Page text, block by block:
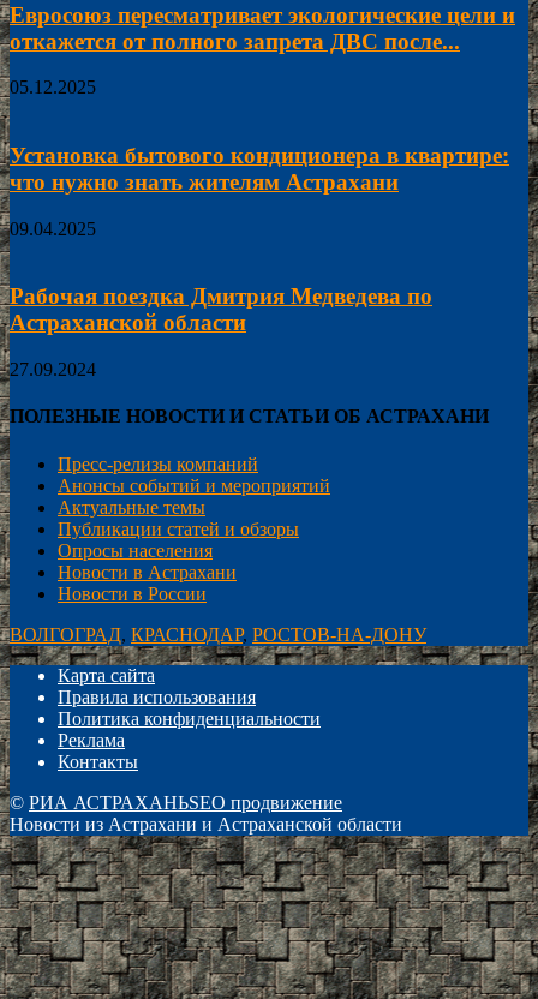
Евросоюз пересматривает экологические цели и
откажется от полного запрета ДВС после...
05.12.2025
Установка бытового кондиционера в квартире:
что нужно знать жителям Астрахани
09.04.2025
Рабочая поездка Дмитрия Медведева по
Астраханской области
27.09.2024
ПОЛЕЗНЫЕ НОВОСТИ И СТАТЬИ ОБ АСТРАХАНИ
Пресс-релизы компаний
Анонсы событий и мероприятий
Актуальные темы
Публикации статей и обзоры
Опросы населения
Новости в Астрахани
Новости в России
ВОЛГОГРАД, КРАСНОДАР, РОСТОВ-НА-ДОНУ
Карта сайта
Правила использования
Политика конфиденциальности
Реклама
Контакты
© РИА АСТРАХАНЬSEO продвижение
Новости из Астрахани и Астраханской области